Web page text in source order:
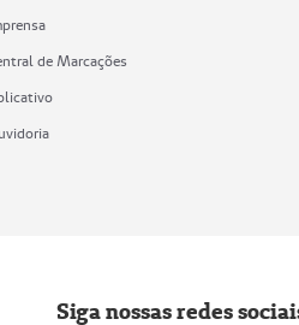
de Marcações
Siga nossas redes